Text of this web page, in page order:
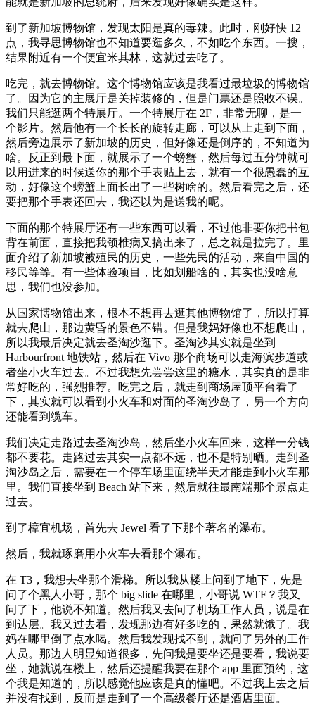
到了新加坡博物馆，发现太阳是真的毒辣。此时，刚好快 12
点，我寻思博物馆也不知道要逛多久，不如吃个东西。一搜，
结果附近有一个便宜米其林，这就过去吃了。
吃完，就去博物馆。这个博物馆应该是我看过最垃圾的博物馆
了。因为它的主展厅是关掉装修的，但是门票还是照收不误。
我们只能逛两个特展厅。一个特展厅在 2F，非常无聊，是一
个影片。然后他有一个长长的旋转走廊，可以从上走到下面，
然后旁边展示了新加坡的历史，但好像还是倒序的，不知道为
啥。反正到最下面，就展示了一个螃蟹，然后每过五分钟就可
以用进来的时候送你的那个手表贴上去，就有一个很愚蠢的互
动，好像这个螃蟹上面长出了一些树啥的。然后看完之后，还
要把那个手表还回去，我还以为是送我的呢。
下面的那个特展厅还有一些东西可以看，不过他非要你把书包
背在前面，直接把我颈椎病又搞出来了，总之就是拉完了。里
面介绍了新加坡被殖民的历史，一些先民的活动，来自中国的
移民等等。有一些体验项目，比如划船啥的，其实也没啥意
思，我们也没参加。
从国家博物馆出来，根本不想再去逛其他博物馆了，所以打算
就去爬山，那边黄昏的景色不错。但是我妈好像也不想爬山，
所以我最后决定就去圣淘沙逛下。圣淘沙其实就是坐到
Harbourfront 地铁站，然后在 Vivo 那个商场可以走海滨步道或
者坐小火车过去。不过我想先尝尝这里的糖水，其实真的是非
常好吃的，强烈推荐。吃完之后，就走到商场屋顶平台看了
下，其实就可以看到小火车和对面的圣淘沙岛了，另一个方向
还能看到缆车。
我们决定走路过去圣淘沙岛，然后坐小火车回来，这样一分钱
都不要花。走路过去其实一点都不远，也不是特别晒。走到圣
淘沙岛之后，需要在一个停车场里面绕半天才能走到小火车那
里。我们直接坐到 Beach 站下来，然后就往最南端那个景点走
过去。
到了樟宜机场，首先去 Jewel 看了下那个著名的瀑布。
然后，我就琢磨用小火车去看那个瀑布。
在 T3，我想去坐那个滑梯。所以我从楼上问到了地下，先是
问了个黑人小哥，那个 big slide 在哪里，小哥说 WTF？我又
问了下，他说不知道。然后我又去问了机场工作人员，说是在
到达层。我又过去看，发现那边有好多吃的，果然就饿了。我
妈在哪里倒了点水喝。然后我发现找不到，就问了另外的工作
人员。那边人明显知道很多，先问我是要坐还是要看，我说要
坐，她就说在楼上，然后还提醒我要在那个 app 里面预约，这
个我是知道的，所以感觉他应该是真的懂吧。不过我上去之后
并没有找到，反而是走到了一个高级餐厅还是酒店里面。